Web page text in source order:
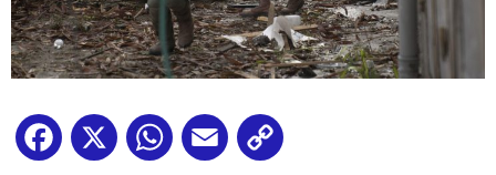
Facebook
X WhatsApp
Email